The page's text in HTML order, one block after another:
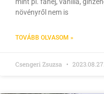
mint pl. fahéj, vanília,
növényről nem is
TOVÁBB OLVASOM »
Csengeri Zsuzsa 2023.08.27.